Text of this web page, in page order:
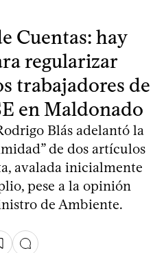
Cuentas: hay
regularizar
trabajadores de
en Maldonado
Blás adelantó la
de dos artículos
avalada inicialmente
pese a la opinión
de Ambiente.